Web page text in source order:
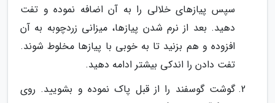
سپس پیازهای خلالی را به آن اضافه نموده و تفت
دهید. بعد از نرم شدن پیازها، میزانی زردچوبه به آن
افزوده و هم بزنید تا به خوبی با پیازها مخلوط شوند.
تفت دادن را اندکی بیشتر ادامه دهید.
گوشت گوسفند را از قبل پاک نموده و بشویید. روی